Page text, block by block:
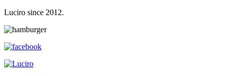
Luciro since 2012.